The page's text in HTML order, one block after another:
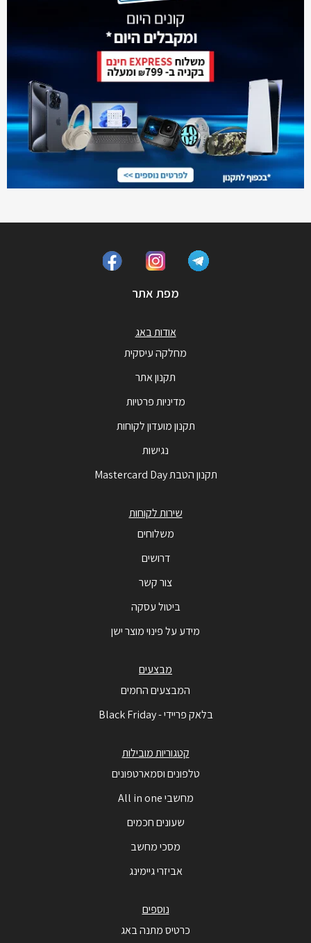
מפת אתר
אודות באג
מחלקה עיסקית
תקנון אתר
מדיניות פרטיות
תקנון מועדון לקוחות
נגישות
תקנון הטבת Mastercard Day
שירות לקוחות
משלוחים
דרושים
צור קשר
ביטול עסקה
מידע על פינוי מוצר ישן
מבצעים
המבצעים החמים
בלאק פריידי - Black Friday
קטגוריות מובילות
טלפונים וסמארטפונים
מחשבי All in one
שעונים חכמים
מסכי מחשב
אביזרי גיימינג
נוספים
כרטיס מתנה באג